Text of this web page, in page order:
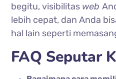
begitu, visibilitas web
lebih cepat, dan Anda
hal lain seperti
FAQ Seputar